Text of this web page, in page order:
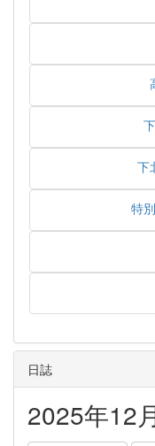
下
特
日誌
2025年12